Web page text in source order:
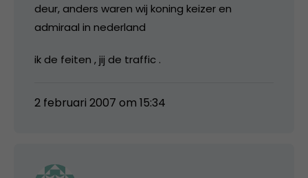
deur, anders waren wij koning keizer en
admiraal in nederland
ik de feiten , jij de traffic .
2 februari 2007 om 15:34